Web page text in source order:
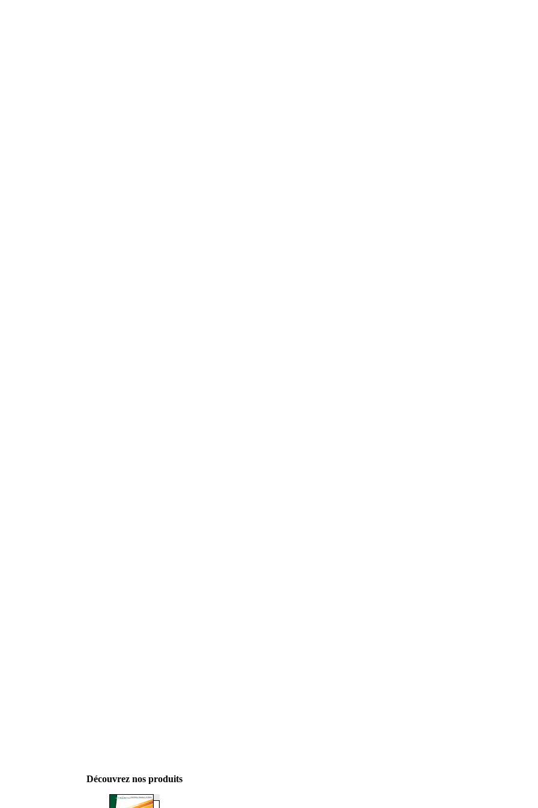
Découvrez nos produits